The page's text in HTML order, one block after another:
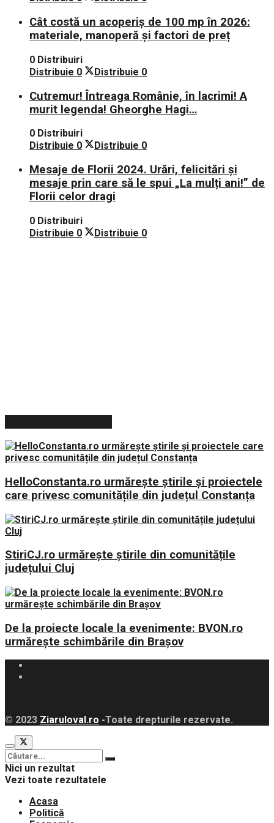
Cât costă un acoperiș de 100 mp în 2026:
materiale, manoperă și factori de preț
0 Distribuiri
Distribuie 0 Distribuie 0
Cutremur! Întreaga Românie, în lacrimi! A
murit legenda! Gheorghe Hagi…
0 Distribuiri
Distribuie 0 Distribuie 0
Mesaje de Florii 2024. Urări, felicitări și
mesaje prin care să le spui „La mulți ani!” de
Florii celor dragi
0 Distribuiri
Distribuie 0 Distribuie 0
HelloConstanta.ro urmărește știrile și proiectele
care privesc comunitățile din județul Constanța
StiriCJ.ro urmărește știrile din comunitățile
județului Cluj
De la proiecte locale la evenimente: BVON.ro
urmărește schimbările din Brașov
© 2023 Ziaruloval.ro -Toate drepturile rezervate.
Nici un rezultat
Vezi toate rezultatele
Acasa
Politică